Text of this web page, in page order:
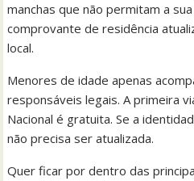
manchas que não permitam a
comprovante de residência
local.
Menores de idade apenas
responsáveis legais. A primeira
Nacional é gratuita. Se a
não precisa ser atualizada.
Quer ficar por dentro das